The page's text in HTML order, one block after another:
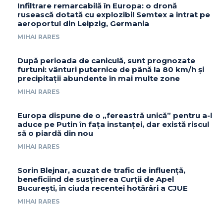
Infiltrare remarcabilă în Europa: o dronă
rusească dotată cu explozibil Semtex a intrat pe
aeroportul din Leipzig, Germania
MIHAI RARES
După perioada de caniculă, sunt prognozate
furtuni: vânturi puternice de până la 80 km/h și
precipitații abundente în mai multe zone
MIHAI RARES
Europa dispune de o „fereastră unică” pentru a-l
aduce pe Putin în fața instanței, dar există riscul
să o piardă din nou
MIHAI RARES
Sorin Blejnar, acuzat de trafic de influență,
beneficiind de susținerea Curții de Apel
București, în ciuda recentei hotărâri a CJUE
MIHAI RARES